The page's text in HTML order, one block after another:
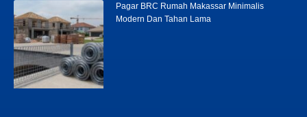
Pagar BRC Rumah Makassar Minimalis
Modern Dan Tahan Lama